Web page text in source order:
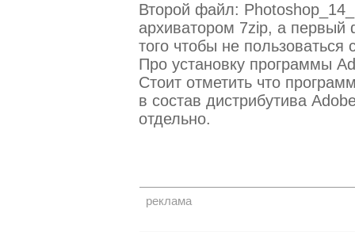
Второй файл:
архиватором 7zip, а
того чтобы не
Про установку программы
Стоит отметить что
в состав дистрибутива
отдельно.
реклама